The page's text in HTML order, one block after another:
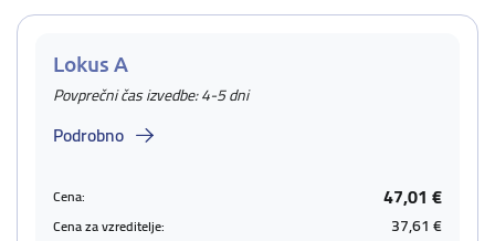
Lokus A
Povprečni čas izvedbe: 4-5 dni
Podrobno
Cena: 47,01 €
Cena za vzreditelje: 37,61 €